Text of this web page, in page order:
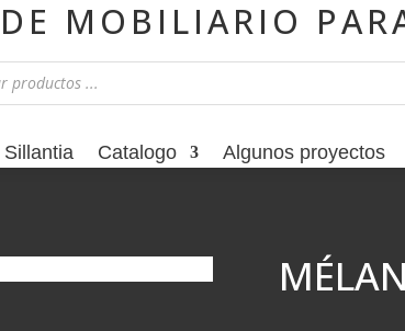
MOBILIARIO
Sillantia Catalogo Algunos proyectos